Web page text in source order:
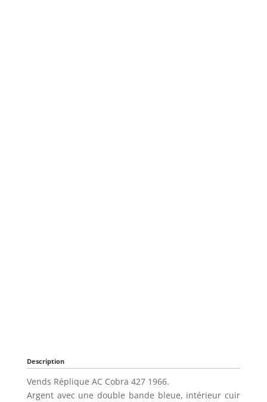
Description
Vends Réplique AC Cobra 427 1966.
Argent avec une double bande bleue, intérieur cuir